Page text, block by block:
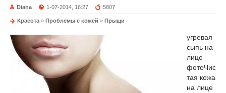
Diana 1-07-2014, 16:27 5807
Красота » Проблемы с кожей » Прыщи
угревая
сыпь на
лице
фотоЧис
тая кожа
на лице